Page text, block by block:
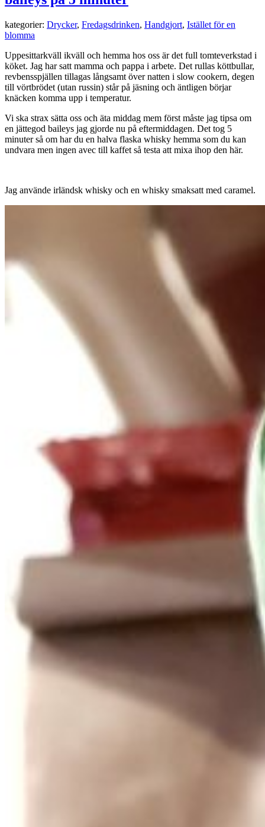
kategorier: Drycker, Fredagsdrinken, Handgjort, Istället för en
blomma
Uppesittarkväll ikväll och hemma hos oss är det full tomteverkstad i
köket. Jag har satt mamma och pappa i arbete. Det rullas köttbullar,
revbensspjällen tillagas långsamt över natten i slow cookern, degen
till vörtbrödet (utan russin) står på jäsning och äntligen börjar
knäcken komma upp i temperatur.
Vi ska strax sätta oss och äta middag mem först måste jag tipsa om
en jättegod baileys jag gjorde nu på eftermiddagen. Det tog 5
minuter så om har du en halva flaska whisky hemma som du kan
undvara men ingen avec till kaffet så testa att mixa ihop den här.
Jag använde irländsk whisky och en whisky smaksatt med caramel.